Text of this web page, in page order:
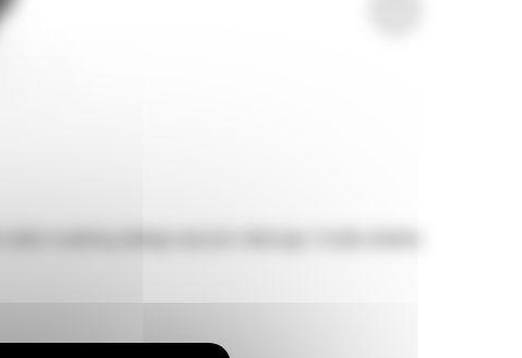
za pomocą jednego osprzętu roboczego. Ta łyżka idealnie